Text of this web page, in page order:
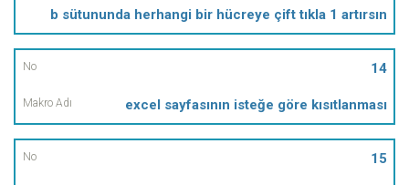
b sütununda herhangi bir hücreye çift tıkla 1 artırsın
14
excel sayfasının isteğe göre kısıtlanması
15